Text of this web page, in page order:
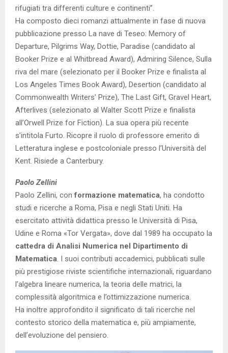
rifugiati tra differenti culture e continenti”.
Ha composto dieci romanzi attualmente in fase di nuova
pubblicazione presso La nave di Teseo: Memory of
Departure, Pilgrims Way, Dottie, Paradise (candidato al
Booker Prize e al Whitbread Award), Admiring Silence, Sulla
riva del mare (selezionato per il Booker Prize e finalista al
Los Angeles Times Book Award), Desertion (candidato al
Commonwealth Writers’ Prize), The Last Gift, Gravel Heart,
Afterlives (selezionato al Walter Scott Prize e finalista
all’Orwell Prize for Fiction). La sua opera più recente
s’intitola Furto. Ricopre il ruolo di professore emerito di
Letteratura inglese e postcoloniale presso l’Università del
Kent. Risiede a Canterbury.
Paolo Zellini
Paolo Zellini, conformazione matematica, ha condotto
studi e ricerche a Roma, Pisa e negli Stati Uniti. Ha
esercitato attività didattica presso le Università di Pisa,
Udine e Roma «Tor Vergata», dove dal 1989 ha occupato la
cattedra di Analisi Numerica nel Dipartimento di
Matematica. I suoi contributi accademici, pubblicati sulle
più prestigiose riviste scientifiche internazionali, riguardano
l’algebra lineare numerica, la teoria delle matrici, la
complessità algoritmica e l’ottimizzazione numerica.
Ha inoltre approfondito il significato di tali ricerche nel
contesto storico della matematica e, più ampiamente,
dell’evoluzione del pensiero.